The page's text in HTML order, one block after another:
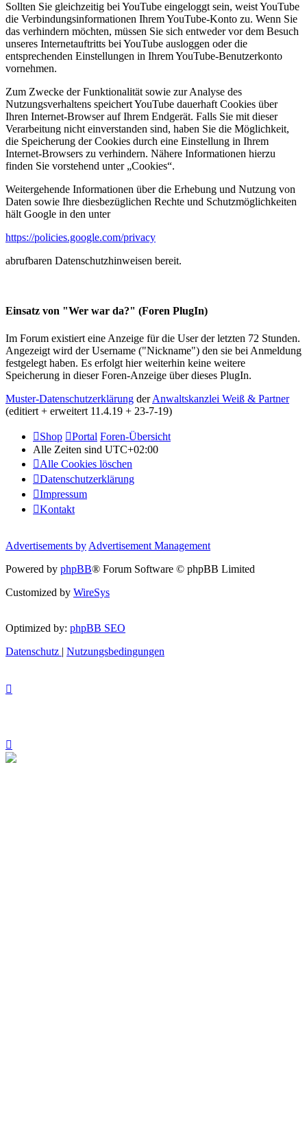
Sollten Sie gleichzeitig bei YouTube eingeloggt sein, weist YouTube
die Verbindungsinformationen Ihrem YouTube-Konto zu. Wenn Sie
das verhindern möchten, müssen Sie sich entweder vor dem Besuch
unseres Internetauftritts bei YouTube ausloggen oder die
entsprechenden Einstellungen in Ihrem YouTube-Benutzerkonto
vornehmen.
Zum Zwecke der Funktionalität sowie zur Analyse des
Nutzungsverhaltens speichert YouTube dauerhaft Cookies über
Ihren Internet-Browser auf Ihrem Endgerät. Falls Sie mit dieser
Verarbeitung nicht einverstanden sind, haben Sie die Möglichkeit,
die Speicherung der Cookies durch eine Einstellung in Ihrem
Internet-Browsers zu verhindern. Nähere Informationen hierzu
finden Sie vorstehend unter „Cookies“.
Weitergehende Informationen über die Erhebung und Nutzung von
Daten sowie Ihre diesbezüglichen Rechte und Schutzmöglichkeiten
hält Google in den unter
https://policies.google.com/privacy
abrufbaren Datenschutzhinweisen bereit.
Einsatz von "Wer war da?" (Foren PlugIn)
Im Forum existiert eine Anzeige für die User der letzten 72 Stunden.
Angezeigt wird der Username ("Nickname") den sie bei Anmeldung
festgelegt haben. Es erfolgt hier weiterhin keine weitere
Speicherung in dieser Foren-Anzeige über dieses PlugIn.
Muster-Datenschutzerklärung derAnwaltskanzlei Weiß & Partner
(editiert + erweitert 11.4.19 + 23-7-19)
Shop Portal Foren-Übersicht
Alle Zeiten sind UTC+02:00
Alle Cookies löschen
Datenschutzerklärung
Impressum
Kontakt
Advertisements by Advertisement Management
Powered by phpBB® Forum Software © phpBB Limited
Customized by WireSys
Optimized by: phpBB SEO
Datenschutz | Nutzungsbedingungen